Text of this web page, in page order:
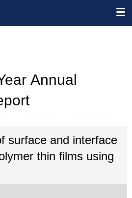
Annual
surface and interface
thin films using